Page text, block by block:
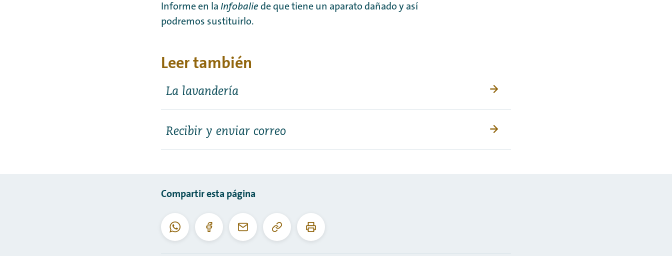
Informe en la Infobalie de que tiene un aparato dañado y así
podremos sustituirlo.
Leer también
La lavandería
Recibir y enviar correo
Compartir esta página
WhatsAppFacebookCorreo
Copiar
esta
Imprimir
esta